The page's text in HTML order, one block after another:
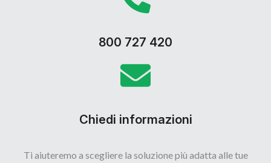
800 727 420
Chiedi informazioni
Ti aiuteremo a scegliere la soluzione più adatta alle tue